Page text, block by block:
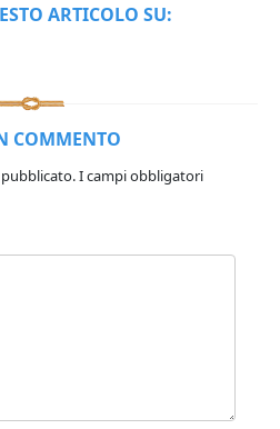
ARTICOLO SU:
COMMENTO
I campi obbligatori